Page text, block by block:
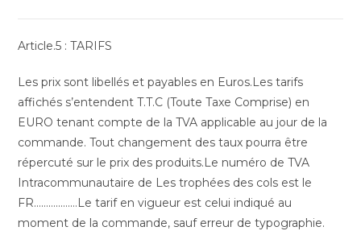
Article.5 : TARIFS
Les prix sont libellés et payables en Euros.Les tarifs
affichés s’entendent T.T.C (Toute Taxe Comprise) en
EURO tenant compte de la TVA applicable au jour de la
commande. Tout changement des taux pourra être
répercuté sur le prix des produits.Le numéro de TVA
Intracommunautaire de Les trophées des cols est le
FR………………Le tarif en vigueur est celui indiqué au
moment de la commande, sauf erreur de typographie.